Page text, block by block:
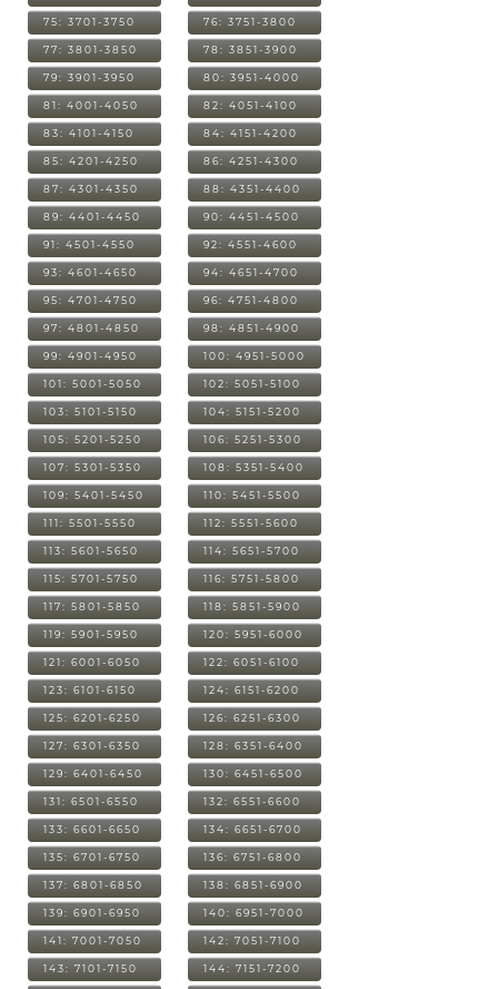
75: 3701-3750 76: 3751-3800
77: 3801-3850 78: 3851-3900
79: 3901-3950 80: 3951-4000
81: 4001-4050 82: 4051-4100
83: 4101-4150 84: 4151-4200
85: 4201-4250 86: 4251-4300
87: 4301-4350 88: 4351-4400
89: 4401-4450 90: 4451-4500
91: 4501-4550 92: 4551-4600
93: 4601-4650 94: 4651-4700
95: 4701-4750 96: 4751-4800
97: 4801-4850 98: 4851-4900
99: 4901-4950 100: 4951-5000
101: 5001-5050 102: 5051-5100
103: 5101-5150 104: 5151-5200
105: 5201-5250 106: 5251-5300
107: 5301-5350 108: 5351-5400
109: 5401-5450 110: 5451-5500
111: 5501-5550 112: 5551-5600
113: 5601-5650 114: 5651-5700
115: 5701-5750 116: 5751-5800
117: 5801-5850 118: 5851-5900
119: 5901-5950 120: 5951-6000
121: 6001-6050 122: 6051-6100
123: 6101-6150 124: 6151-6200
125: 6201-6250 126: 6251-6300
127: 6301-6350 128: 6351-6400
129: 6401-6450 130: 6451-6500
131: 6501-6550 132: 6551-6600
133: 6601-6650 134: 6651-6700
135: 6701-6750 136: 6751-6800
137: 6801-6850 138: 6851-6900
139: 6901-6950 140: 6951-7000
141: 7001-7050 142: 7051-7100
143: 7101-7150 144: 7151-7200